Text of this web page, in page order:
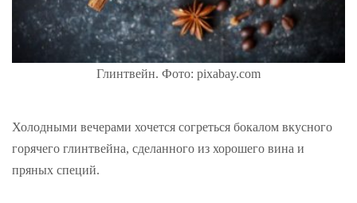
Глинтвейн. Фото: pixabay.com
Холодными вечерами хочется согреться бокалом вкусного
горячего глинтвейна, сделанного из хорошего вина и
пряных специй.